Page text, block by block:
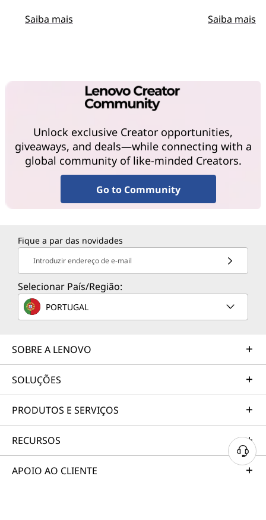
Saiba mais Saiba mais
Unlock exclusive Creator opportunities,
giveaways, and deals—while connecting with a
global community of like-minded Creators.
Go to Community
Fique a par das novidades
Introduzir endereço de e-mail
Selecionar País/Região:
PORTUGAL
SOBRE A LENOVO
SOLUÇÕES
PRODUTOS E SERVIÇOS
RECURSOS
APOIO AO CLIENTE